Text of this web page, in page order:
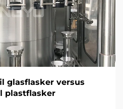
glasflasker versus
plastflasker